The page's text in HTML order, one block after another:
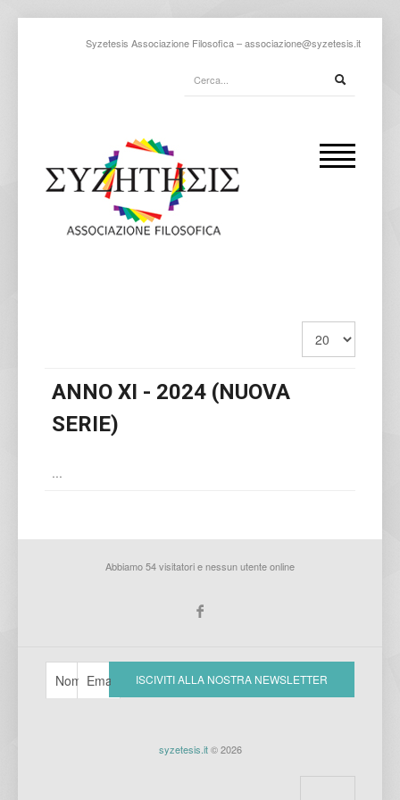
Syzetesis Associazione Filosofica –associazione@syzetesis.it
ANNO XI - 2024 (NUOVA
SERIE)
...
Abbiamo 54 visitatori e nessun utente online
syzetesis.it© 2026